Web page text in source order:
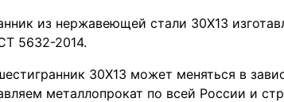
из нержавеющей стали 30Х13
5632-2014.
30Х13 может меняться в
металлопрокат по всей России и